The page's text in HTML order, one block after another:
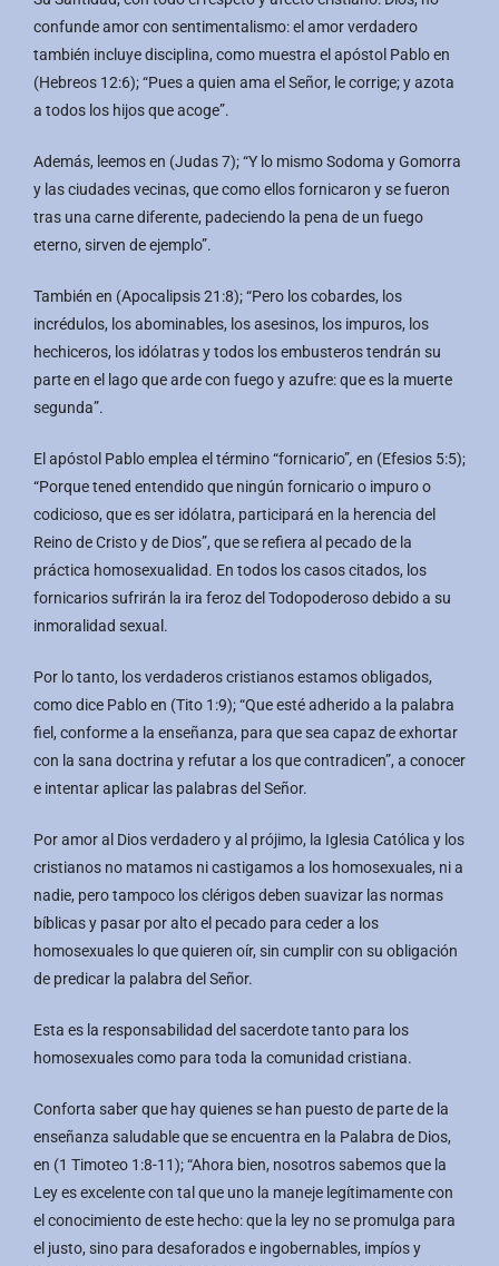
confunde amor con sentimentalismo: el amor verdadero
también incluye disciplina, como muestra el apóstol Pablo en
(Hebreos 12:6); “Pues a quien ama el Señor, le corrige; y azota
a todos los hijos que acoge”.
Además, leemos en (Judas 7); “Y lo mismo Sodoma y Gomorra
y las ciudades vecinas, que como ellos fornicaron y se fueron
tras una carne diferente, padeciendo la pena de un fuego
eterno, sirven de ejemplo”.
También en (Apocalipsis 21:8); “Pero los cobardes, los
incrédulos, los abominables, los asesinos, los impuros, los
hechiceros, los idólatras y todos los embusteros tendrán su
parte en el lago que arde con fuego y azufre: que es la muerte
segunda”.
El apóstol Pablo emplea el término “fornicario”, en (Efesios 5:5);
“Porque tened entendido que ningún fornicario o impuro o
codicioso, que es ser idólatra, participará en la herencia del
Reino de Cristo y de Dios”, que se refiera al pecado de la
práctica homosexualidad. En todos los casos citados, los
fornicarios sufrirán la ira feroz del Todopoderoso debido a su
inmoralidad sexual.
Por lo tanto, los verdaderos cristianos estamos obligados,
como dice Pablo en (Tito 1:9); “Que esté adherido a la palabra
fiel, conforme a la enseñanza, para que sea capaz de exhortar
con la sana doctrina y refutar a los que contradicen”, a conocer
e intentar aplicar las palabras del Señor.
Por amor al Dios verdadero y al prójimo, la Iglesia Católica y los
cristianos no matamos ni castigamos a los homosexuales, ni a
nadie, pero tampoco los clérigos deben suavizar las normas
bíblicas y pasar por alto el pecado para ceder a los
homosexuales lo que quieren oír, sin cumplir con su obligación
de predicar la palabra del Señor.
Esta es la responsabilidad del sacerdote tanto para los
homosexuales como para toda la comunidad cristiana.
Conforta saber que hay quienes se han puesto de parte de la
enseñanza saludable que se encuentra en la Palabra de Dios,
en (1 Timoteo 1:8-11); “Ahora bien, nosotros sabemos que la
Ley es excelente con tal que uno la maneje legítimamente con
el conocimiento de este hecho: que la ley no se promulga para
el justo, sino para desaforados e ingobernables, impíos y